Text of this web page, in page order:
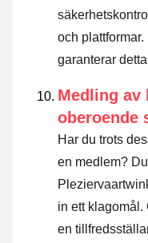
och plattformar.
garanterar
Medling av
oberoende
Har du trots
en medlem?
in ett klagomål .
en